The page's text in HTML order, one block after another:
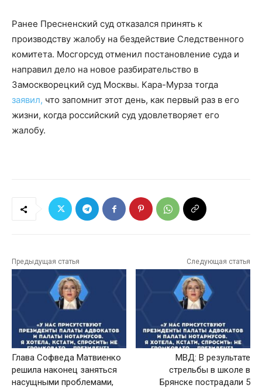
Ранее Пресненский суд отказался принять к
производству жалобу на бездействие Следственного
комитета. Мосгорсуд отменил постановление суда и
направил дело на новое разбирательство в
Замоскворецкий суд Москвы. Кара-Мурза тогда
заявил, что запомнит этот день, как первый раз в его
жизни, когда российский суд удовлетворяет его
жалобу.
Предыдущая статья
Глава Софведа Матвиенко
решила наконец заняться
насущными проблемами,
Следующая статья
МВД: В результате
стрельбы в школе в
Брянске пострадали 5